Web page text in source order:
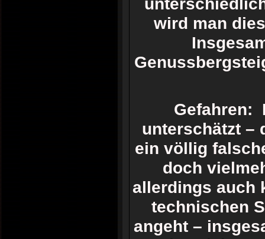
wird man
Gefahren:
unterschätzt –
ein völlig
doch
allerdings auch
technischen
angeht –